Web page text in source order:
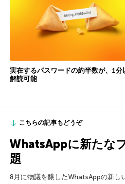
実在するパスワードの約半数が、1分
解読可能
こちらの記事もどうぞ
WhatsAppに新たな
題
8月に物議を醸したWhatsAppの新し